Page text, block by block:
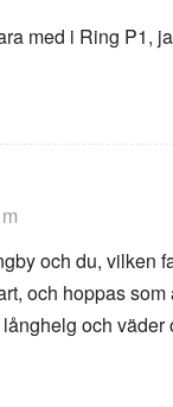
med i Ring P1,
och du, vilken
och hoppas
och